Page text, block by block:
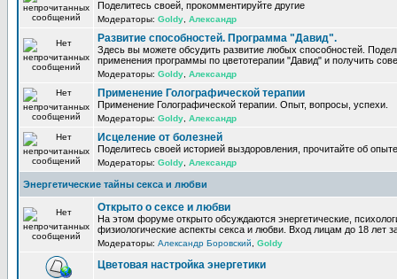
Поделитесь своей, прокомментируйте другие
Модераторы: Goldy Александр
Развитие способностей. Программа "Давид".
Здесь вы можете обсудить развитие любых способностей.
применения программы по цветотерапии "Давид" и получить
Модераторы: Goldy Александр
Применение Голографической терапии
Применение Голографической терапии. Опыт, вопросы, успехи.
Модераторы: Goldy Александр
Исцеление от болезней
Поделитесь своей историей выздоровления, прочитайте об
Модераторы: Goldy Александр
Энергетические тайны секса и любви
Открыто о сексе и любви
На этом форуме открыто обсуждаются энергетические,
физиологические аспекты секса и любви. Вход лицам до 18 лет
Модераторы: Александр Боровский Goldy
Цветовая настройка энергетики